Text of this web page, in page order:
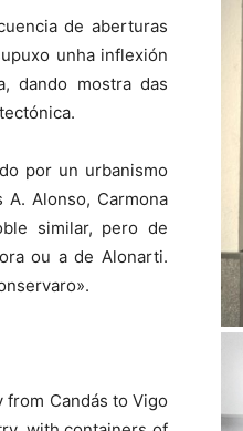
de aberturas
unha inflexión
dando mostra das
por un urbanismo
Alonso, Carmona
similar, pero de
ou a de Alonarti.
Candás to Vigo